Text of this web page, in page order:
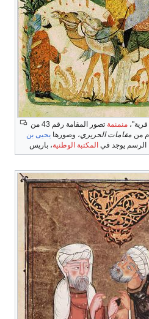
منمنمة
تصور المقامة رقم 43 من
مقامات الحريري، وصورها يحيى بن
الرسم يوجد في المكتبة الوطنية، باريس